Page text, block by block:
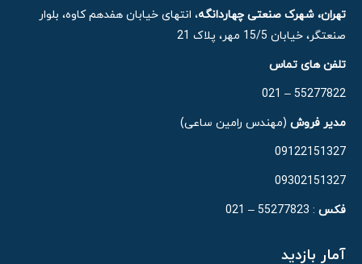
تهران، شهرک صنعتی چهاردانگه، انتهای خیابان هفدهم کاوه، بلوار
صنعتگر، خیابان 15/5 مهر، پلاک 21
تلفن های تماس
55277822 – 021
مدیر فروش (مهندس رامین ساعی)
09122151327
09302151327
فکس : 55277823 – 021
آمار بازدید